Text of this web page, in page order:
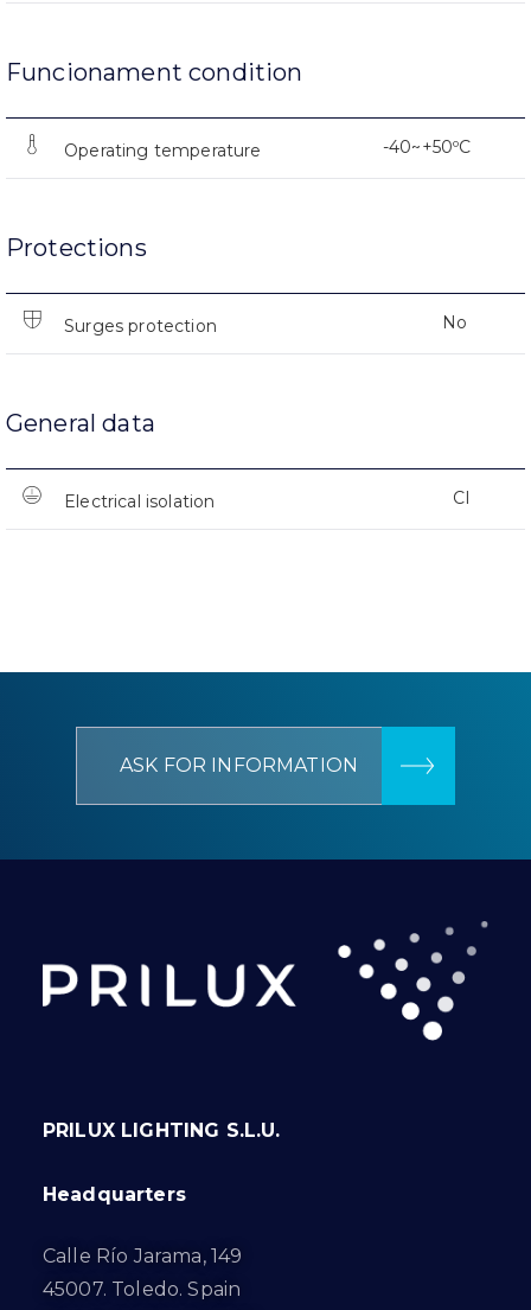
Funcionament condition
Operating temperature -40~+50ºC
Protections
Surges protection No
General data
Electrical isolation CI
ASK FOR INFORMATION
PRILUX LIGHTING S.L.U.
Headquarters
Calle Río Jarama, 149
45007. Toledo. Spain